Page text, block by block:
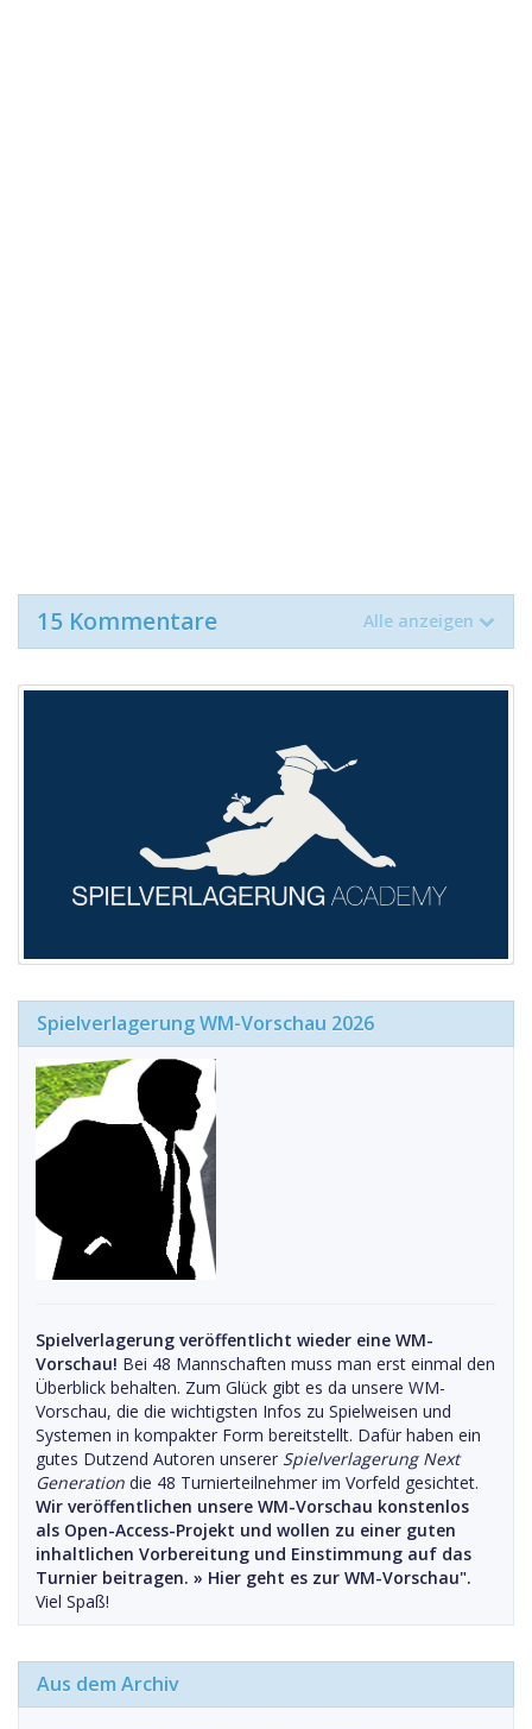
15 Kommentare Alle anzeigen
Spielverlagerung WM-Vorschau 2026
Spielverlagerung veröffentlicht wieder eine WM-
Vorschau! Bei 48 Mannschaften muss man erst einmal den
Überblick behalten. Zum Glück gibt es da unsere WM-
Vorschau, die die wichtigsten Infos zu Spielweisen und
Systemen in kompakter Form bereitstellt. Dafür haben ein
gutes Dutzend Autoren unserer Spielverlagerung Next
Generation die 48 Turnierteilnehmer im Vorfeld gesichtet.
Wir veröffentlichen unsere WM-Vorschau konstenlos
als Open-Access-Projekt und wollen zu einer guten
inhaltlichen Vorbereitung und Einstimmung auf das
Turnier beitragen. » Hier geht es zur WM-Vorschau".
Viel Spaß!
Aus dem Archiv